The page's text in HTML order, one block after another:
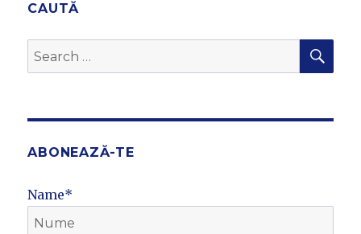
CAUTĂ
Search
for:
ABONEAZĂ-TE
Name*